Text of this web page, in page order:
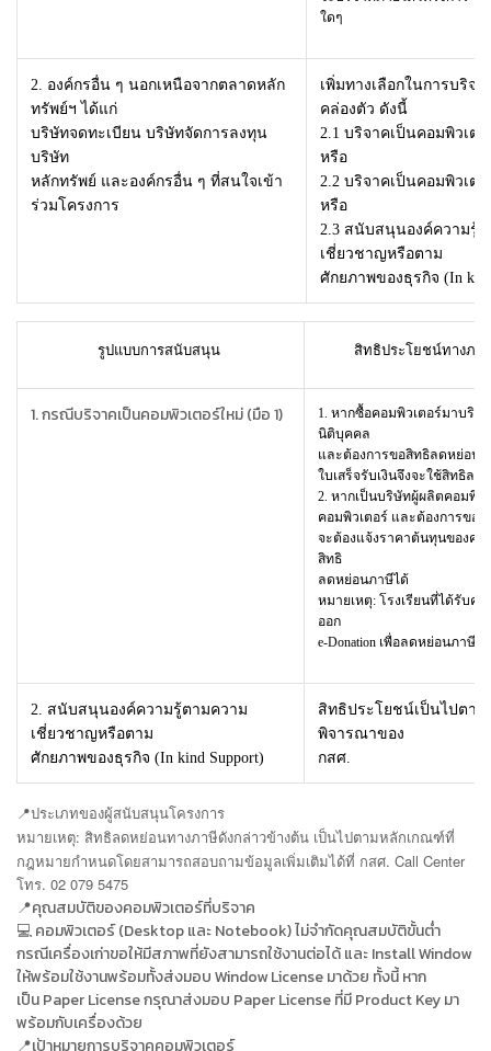
ใดๆ
2. องค์กรอื่น ๆ นอกเหนือจากตลาดหลัก
ทรัพย์ฯ ได้แก่
บริษัทจดทะเบียน บริษัทจัดการลงทุน
บริษัท
หลักทรัพย์ และองค์กรอื่น ๆ ที่สนใจเข้า
ร่วมโครงการ
เพิ่มทางเลือกในการบริจ
คล่องตัว ดังนี้
2.1 บริจาคเป็นคอมพิวเต
หรือ
2.2 บริจาคเป็นคอมพิวเต
หรือ
2.3 สนับสนุนองค์ความรู้
เชี่ยวชาญหรือตาม
ศักยภาพของธุรกิจ (In
รูปแบบการสนับสนุน สิทธิประโยชน์ทางภา
1. กรณีบริจาคเป็นคอมพิวเตอร์ใหม่ (มือ 1)
1. หากซื้อคอมพิวเตอร์มาบริจ
นิติบุคคล
และต้องการขอสิทธิลดหย่อน
ใบเสร็จรับเงินจึงจะใช้สิทธิล
2. หากเป็นบริษัทผู้ผลิตคอมพิว
คอมพิวเตอร์ และต้องการขอ
จะต้องแจ้งราคาต้นทุนของคอ
สิทธิ
ลดหย่อนภาษีได้
หมายเหตุ: โรงเรียนที่ได้รับคอ
ออก
e-Donation เพื่อลดหย่อนภาษีใ
2. สนับสนุนองค์ความรู้ตามความ
เชี่ยวชาญหรือตาม
ศักยภาพของธุรกิจ (In kind Support)
สิทธิประโยชน์เป็นไปตา
พิจารณาของ
กสศ.
📍ประเภทของผู้สนับสนุนโครงการ
หมายเหตุ: สิทธิลดหย่อนทางภาษีดังกล่าวข้างต้น เป็นไปตามหลักเกณฑ์ที่
กฎหมายกำหนดโดยสามารถสอบถามข้อมูลเพิ่มเติมได้ที่ กสศ. Call Center
โทร. 02 079 5475
📍คุณสมบัติของคอมพิวเตอร์ที่บริจาค
💻 คอมพิวเตอร์ (Desktop และ Notebook) ไม่จำกัดคุณสมบัติขั้นต่ำ
กรณีเครื่องเก่าขอให้มีสภาพที่ยังสามารถใช้งานต่อได้ และ Install Window
ให้พร้อมใช้งานพร้อมทั้งส่งมอบ Window License มาด้วย ทั้งนี้ หาก
เป็น Paper License กรุณาส่งมอบ Paper License ที่มี Product Key มา
พร้อมกับเครื่องด้วย
📍เป้าหมายการบริจาคคอมพิวเตอร์